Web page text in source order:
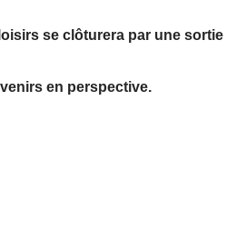
se clôturera par une
en perspective.